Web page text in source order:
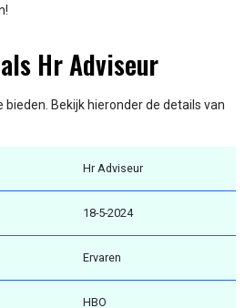
Hr Adviseur
Bekijk hieronder de details van
Hr Adviseur
18-5-2024
Ervaren
HBO